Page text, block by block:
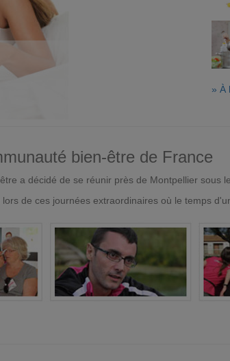
» À
bien-être de France
a décidé de se réunir près de Montpellier sous
de ces journées extraordinaires où le temps